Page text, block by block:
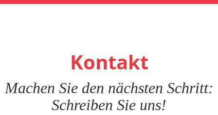
Kontakt
Machen Sie den nächsten Schritt:
Schreiben Sie uns!